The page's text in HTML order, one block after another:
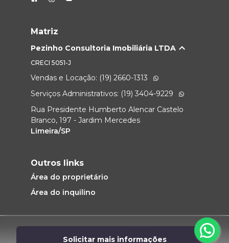
Solicitar mais informações
Matriz
Pezinho Consultoria Imobiliária LTDA
CRECI 5051-J
Vendas e Locação: (19) 2660-1313
Serviços Administrativos: (19) 3404-9229
Rua Presidente Humberto Alencar Castelo
Branco, 197 - Jardim Mercedes
Limeira/SP
Outros links
Área do proprietário
Área do inquilino
Desenvolvido por